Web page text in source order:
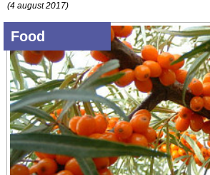
(4 august 2017)
Food